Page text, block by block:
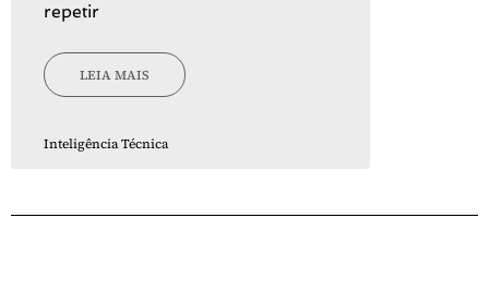
repetir
LEIA MAIS
Inteligência Técnica